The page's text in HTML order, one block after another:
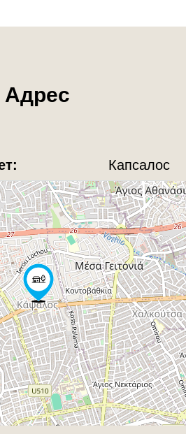
Адрес
Капсалос